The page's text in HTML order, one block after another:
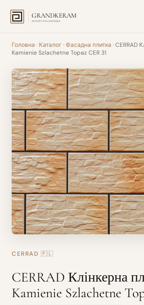
GRANDKERAM
АРХІТЕКТУРНА КЕРАМІКА
Головна · Каталог ·Фасадна плитка · CERRAD
Kamienie Szlachetne Topaz CER 31
CERRAD 🇵🇱
CERRAD Клінкерна
Kamienie Szlachetne